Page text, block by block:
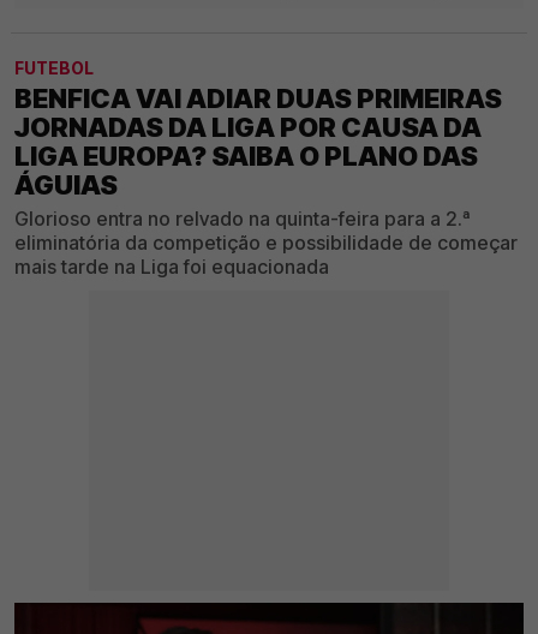
FUTEBOL
BENFICA VAI ADIAR DUAS PRIMEIRAS
JORNADAS DA LIGA POR CAUSA DA
LIGA EUROPA? SAIBA O PLANO DAS
ÁGUIAS
Glorioso entra no relvado na quinta-feira para a 2.ª
eliminatória da competição e possibilidade de começar
mais tarde na Liga foi equacionada